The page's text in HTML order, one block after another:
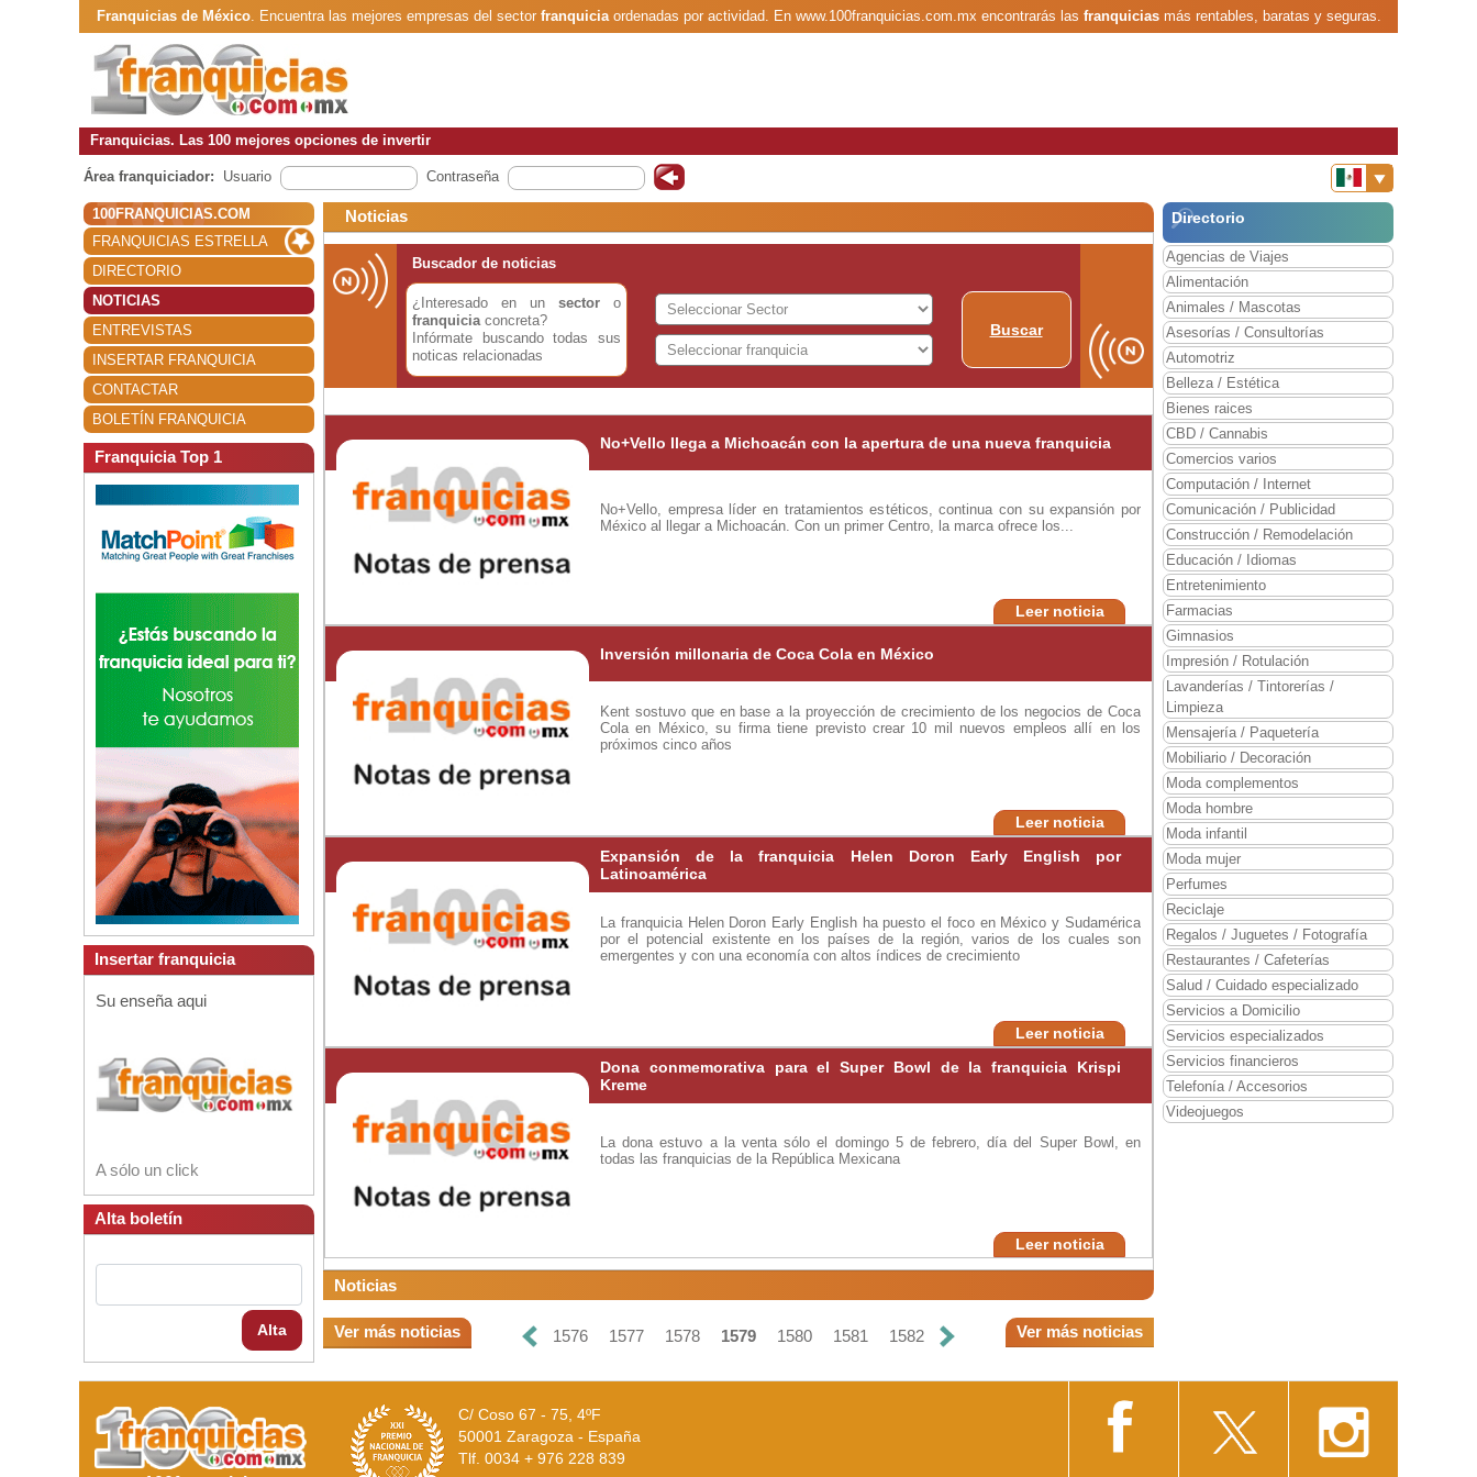
Franquicias de México. Encuentra las mejores empresas del sector franquiciaordenadas por actividad. En www.100franquicias.com.mx encontrarás las franquiciasmás rentables, baratas y seguras.
Franquicias. Las 100 mejores opciones de invertir
Área franquiciador: Usuario Contraseña
100FRANQUICIAS.COM
FRANQUICIAS ESTRELLA
DIRECTORIO
NOTICIAS
ENTREVISTAS
INSERTAR FRANQUICIA
CONTACTAR
BOLETÍN FRANQUICIA
Franquicia Top 1
Insertar franquicia
Su enseña aqui
A sólo un click
Alta boletín
Alta
Noticias
Buscador de noticias
¿Interesado en un sector o
franquiciaconcreta?
Infórmate buscando todas sus
noticas relacionadas
Buscar
No+Vello llega a Michoacán con la apertura de una nueva franquicia
No+Vello, empresa líder en tratamientos estéticos, continua con su expansión por
México al llegar a Michoacán. Con un primer Centro, la marca ofrece los...
Leer noticia
Inversión millonaria de Coca Cola en México
Kent sostuvo que en base a la proyección de crecimiento de los negocios de Coca
Cola en México, su firma tiene previsto crear 10 mil nuevos empleos allí en los
próximos cinco años
Leer noticia
Expansión de la franquicia Helen Doron Early English por
Latinoamérica
La franquicia Helen Doron Early English ha puesto el foco en México y Sudamérica
por el potencial existente en los países de la región, varios de los cuales son
emergentes y con una economía con altos índices de crecimiento
Leer noticia
Dona conmemorativa para el Super Bowl de la franquicia Krispi
Kreme
La dona estuvo a la venta sólo el domingo 5 de febrero, día del Super Bowl, en
todas las franquicias de la República Mexicana
Leer noticia
Noticias
Ver más noticias 1576 1577 1578 1579 1580 1581 1582 Ver más noticias
Directorio
Agencias de Viajes
Alimentación
Animales / Mascotas
Asesorías / Consultorías
Automotriz
Belleza / Estética
Bienes raices
CBD / Cannabis
Comercios varios
Computación / Internet
Comunicación / Publicidad
Construcción / Remodelación
Educación / Idiomas
Entretenimiento
Farmacias
Gimnasios
Impresión / Rotulación
Lavanderías / Tintorerías /
Limpieza
Mensajería / Paquetería
Mobiliario / Decoración
Moda complementos
Moda hombre
Moda infantil
Moda mujer
Perfumes
Reciclaje
Regalos / Juguetes / Fotografía
Restaurantes / Cafeterías
Salud / Cuidado especializado
Servicios a Domicilio
Servicios especializados
Servicios financieros
Telefonía / Accesorios
Videojuegos
C/ Coso 67 - 75, 4ºF
50001 Zaragoza - España
Tlf. 0034 + 976 228 839